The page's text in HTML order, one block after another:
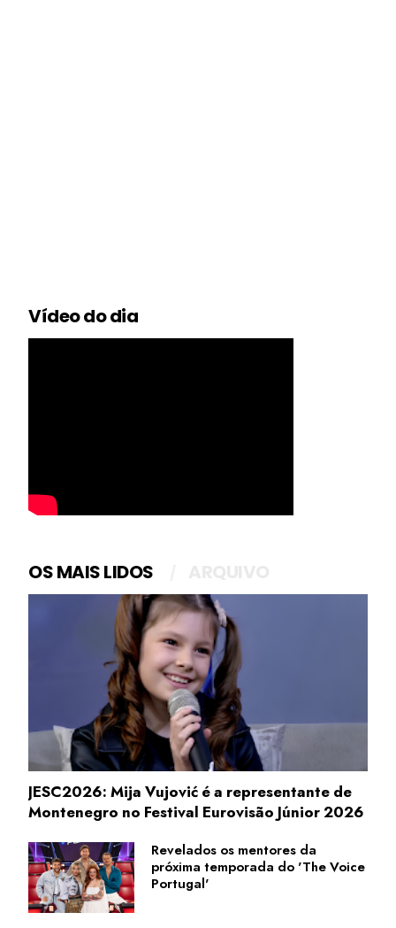
Vídeo do dia
OS MAIS LIDOS
JESC2026: Mija Vujović é a representante de
Montenegro no Festival Eurovisão Júnior 2026
Revelados os mentores da
próxima temporada do 'The Voice
Portugal'